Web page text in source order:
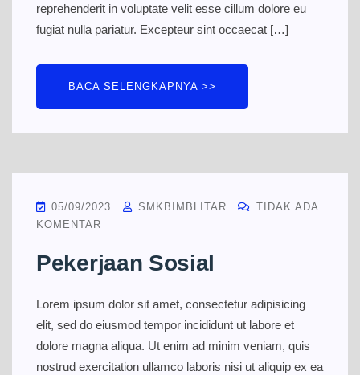
reprehenderit in voluptate velit esse cillum dolore eu
fugiat nulla pariatur. Excepteur sint occaecat […]
BACA SELENGKAPNYA >>
05/09/2023 SMKBIMBLITAR
TIDAK ADA
KOMENTAR
Pekerjaan Sosial
Lorem ipsum dolor sit amet, consectetur adipisicing
elit, sed do eiusmod tempor incididunt ut labore et
dolore magna aliqua. Ut enim ad minim veniam, quis
nostrud exercitation ullamco laboris nisi ut aliquip ex ea